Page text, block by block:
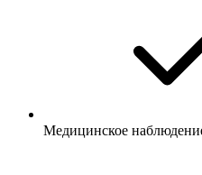
Медицинское